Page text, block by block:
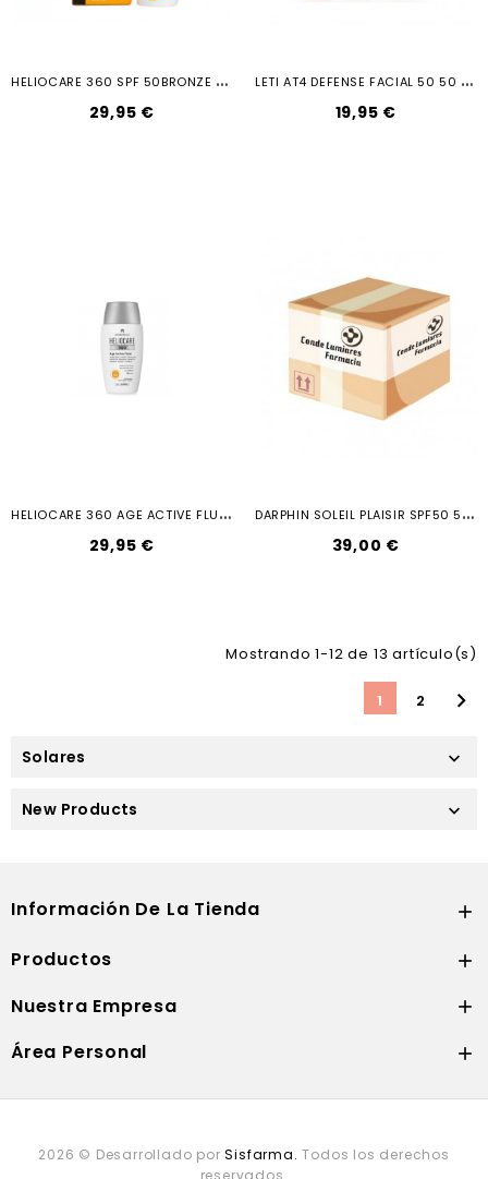
H
ELIOCARE 360 SPF 50BRONZE GEL...
29,95 €
L
ETI AT4 DEFENSE FACIAL 50 50 ML
19,95 €
H
ELIOCARE 360 AGE ACTIVE FLUID...
29,95 €
D
ARPHIN SOLEIL PLAISIR SPF50 50ML
39,00 €
Mostrando 1-12 de 13 artículo(s)
1 2 
Solares 
New Products 
Información De La Tienda 
Productos 
Nuestra Empresa 
Área Personal 
2026 © Desarrollado porSisfarma. Todos los derechos
reservados.